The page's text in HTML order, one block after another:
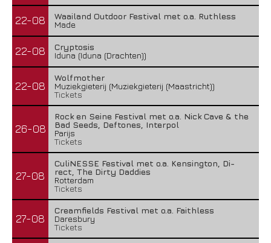
22-08
Waailand Outdoor Festival met o.a. Ruthless
Made
22-08
Cryptosis
Iduna (Iduna (Drachten))
22-08
Wolfmother
Muziekgieterij (Muziekgieterij (Maastricht))
Tickets
26-08
Rock en Seine Festival met o.a. Nick Cave & the
Bad Seeds, Deftones, Interpol
Parijs
Tickets
27-08
CuliNESSE Festival met o.a. Kensington, Di-
rect, The Dirty Daddies
Rotterdam
Tickets
27-08
Creamfields Festival met o.a. Faithless
Daresbury
Tickets